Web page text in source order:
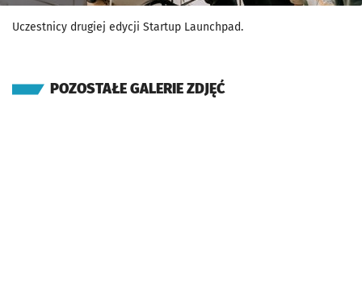
Uczestnicy drugiej edycji Startup Launchpad.
POZOSTAŁE GALERIE ZDJĘĆ